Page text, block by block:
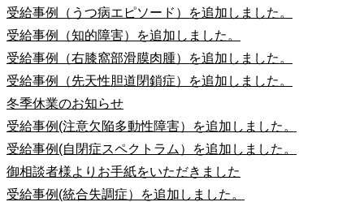
受給事例（うつ病エピソード）を追加しました。
受給事例（知的障害）を追加しました。
受給事例（右膝窩部滑膜肉腫）を追加しました。
受給事例（先天性胆道閉鎖症）を追加しました。
冬季休業のお知らせ
受給事例(注意欠陥多動性障害）を追加しました。
受給事例(自閉症スペクトラム）を追加しました。
御相談者様よりお手紙をいただきました
受給事例(統合失調症）を追加しました。